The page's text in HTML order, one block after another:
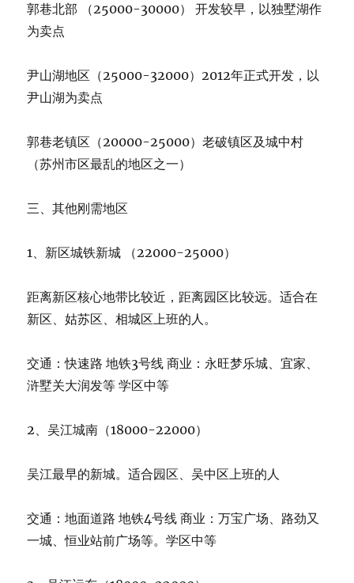
郭巷北部 （25000-30000） 开发较早，以独墅湖作
为卖点
尹山湖地区（25000-32000）2012年正式开发，以
尹山湖为卖点
郭巷老镇区（20000-25000）老破镇区及城中村
（苏州市区最乱的地区之一）
三、其他刚需地区
1、新区城铁新城 （22000-25000）
距离新区核心地带比较近，距离园区比较远。适合在
新区、姑苏区、相城区上班的人。
交通：快速路 地铁3号线 商业：永旺梦乐城、宜家、
浒墅关大润发等 学区中等
2、吴江城南（18000-22000）
吴江最早的新城。适合园区、吴中区上班的人
交通：地面道路 地铁4号线 商业：万宝广场、路劲又
一城、恒业站前广场等。学区中等